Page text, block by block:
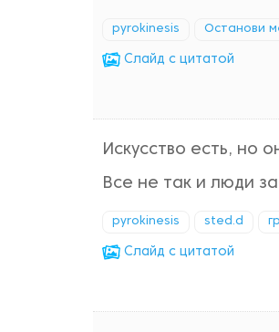
pyrokinesis Останови
Cлайд с цитатой
Искусство есть, но
Все не так и люди
pyrokinesis sted.d
Cлайд с цитатой